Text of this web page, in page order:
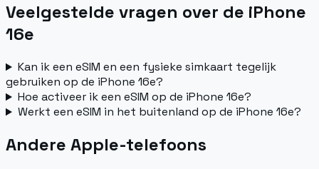
Veelgestelde vragen over de iPhone
16e
Kan ik een eSIM en een fysieke simkaart tegelijk
gebruiken op de iPhone 16e?
Hoe activeer ik een eSIM op de iPhone 16e?
Werkt een eSIM in het buitenland op de iPhone 16e?
Andere Apple-telefoons